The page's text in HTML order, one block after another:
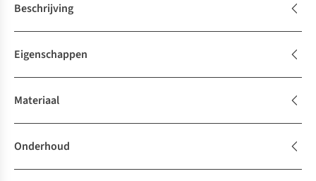
Beschrijving
Eigenschappen
Materiaal
Onderhoud